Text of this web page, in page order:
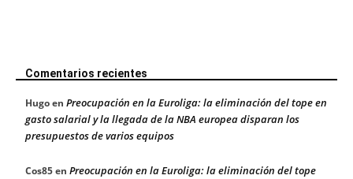
Comentarios recientes
Hugoen Preocupación en la Euroliga: la eliminación del tope en
gasto salarial y la llegada de la NBA europea disparan los
presupuestos de varios equipos
Cos85en Preocupación en la Euroliga: la eliminación del tope